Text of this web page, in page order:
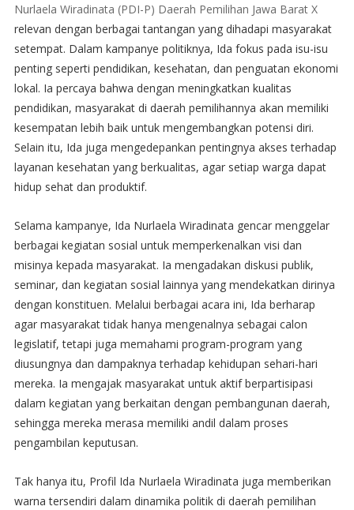
Nurlaela Wiradinata (PDI-P) Daerah Pemilihan Jawa Barat X
relevan dengan berbagai tantangan yang dihadapi masyarakat
setempat. Dalam kampanye politiknya, Ida fokus pada isu-isu
penting seperti pendidikan, kesehatan, dan penguatan ekonomi
lokal. Ia percaya bahwa dengan meningkatkan kualitas
pendidikan, masyarakat di daerah pemilihannya akan memiliki
kesempatan lebih baik untuk mengembangkan potensi diri.
Selain itu, Ida juga mengedepankan pentingnya akses terhadap
layanan kesehatan yang berkualitas, agar setiap warga dapat
hidup sehat dan produktif.
Selama kampanye, Ida Nurlaela Wiradinata gencar menggelar
berbagai kegiatan sosial untuk memperkenalkan visi dan
misinya kepada masyarakat. Ia mengadakan diskusi publik,
seminar, dan kegiatan sosial lainnya yang mendekatkan dirinya
dengan konstituen. Melalui berbagai acara ini, Ida berharap
agar masyarakat tidak hanya mengenalnya sebagai calon
legislatif, tetapi juga memahami program-program yang
diusungnya dan dampaknya terhadap kehidupan sehari-hari
mereka. Ia mengajak masyarakat untuk aktif berpartisipasi
dalam kegiatan yang berkaitan dengan pembangunan daerah,
sehingga mereka merasa memiliki andil dalam proses
pengambilan keputusan.
Tak hanya itu, Profil Ida Nurlaela Wiradinata juga memberikan
warna tersendiri dalam dinamika politik di daerah pemilihan